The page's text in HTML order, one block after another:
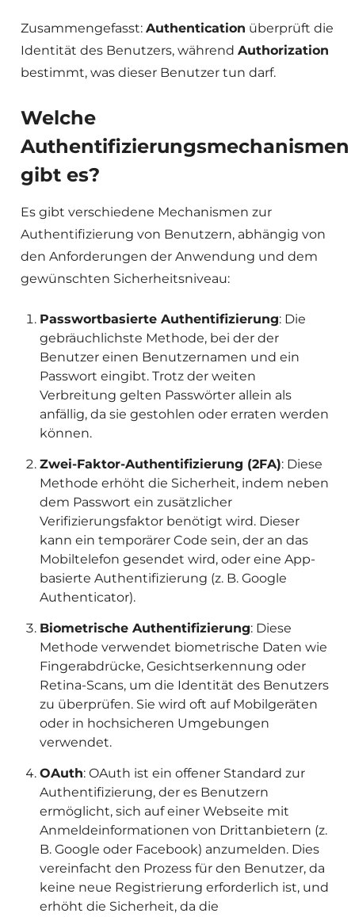
Zusammengefasst: Authentication überprüft die
Identität des Benutzers, während Authorization
bestimmt, was dieser Benutzer tun darf.
Welche
Authentifizierungsmechanismen
gibt es?
Es gibt verschiedene Mechanismen zur
Authentifizierung von Benutzern, abhängig von
den Anforderungen der Anwendung und dem
gewünschten Sicherheitsniveau:
Passwortbasierte Authentifizierung: Die
gebräuchlichste Methode, bei der der
Benutzer einen Benutzernamen und ein
Passwort eingibt. Trotz der weiten
Verbreitung gelten Passwörter allein als
anfällig, da sie gestohlen oder erraten werden
können.
Zwei-Faktor-Authentifizierung (2FA): Diese
Methode erhöht die Sicherheit, indem neben
dem Passwort ein zusätzlicher
Verifizierungsfaktor benötigt wird. Dieser
kann ein temporärer Code sein, der an das
Mobiltelefon gesendet wird, oder eine App-
basierte Authentifizierung (z. B. Google
Authenticator).
Biometrische Authentifizierung: Diese
Methode verwendet biometrische Daten wie
Fingerabdrücke, Gesichtserkennung oder
Retina-Scans, um die Identität des Benutzers
zu überprüfen. Sie wird oft auf Mobilgeräten
oder in hochsicheren Umgebungen
verwendet.
OAuth: OAuth ist ein offener Standard zur
Authentifizierung, der es Benutzern
ermöglicht, sich auf einer Webseite mit
Anmeldeinformationen von Drittanbietern (z.
B. Google oder Facebook) anzumelden. Dies
vereinfacht den Prozess für den Benutzer, da
keine neue Registrierung erforderlich ist, und
erhöht die Sicherheit, da die